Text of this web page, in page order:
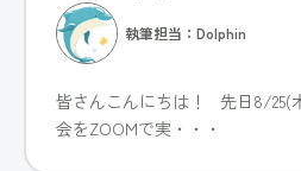
執筆担当：Dolphin
皆さんこんにちは！ 先日8/25(
会をZOOMで実・・・